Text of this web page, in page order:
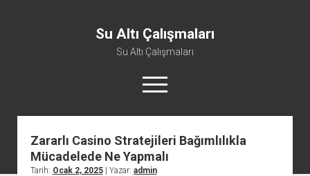
Su Altı Çalışmaları
Su Altı Çalışmaları
menüyü
aç
Zararlı Casino Stratejileri Bağımlılıkla
Mücadelede Ne Yapmalı
Tarih: Ocak 2, 2025| Yazar: admin